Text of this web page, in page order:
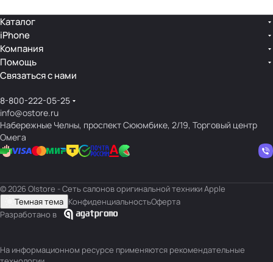
Каталог
iPhone
Компания
Помощь
Связаться с нами
8-800-222-05-25
info@ostore.ru
Набережные Челны, проспект Сююмбике, 2/19, Торговый центр
Омега
© 2026 O|store - Сеть салонов оригинальной техники Apple
Темная тема КонфиденциальностьОферта
Разработано в
На информационном ресурсе применяются рекомендательные